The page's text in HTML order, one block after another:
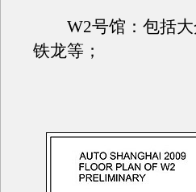
W2号馆：包括大
铁龙等；